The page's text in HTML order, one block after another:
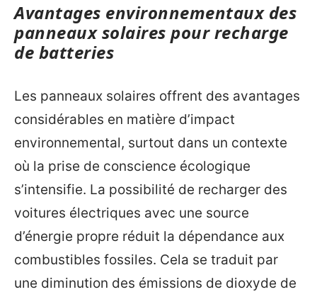
Avantages environnementaux des
panneaux solaires pour recharge
de batteries
Les panneaux solaires offrent des avantages
considérables en matière d’impact
environnemental, surtout dans un contexte
où la prise de conscience écologique
s’intensifie. La possibilité de recharger des
voitures électriques avec une source
d’énergie propre réduit la dépendance aux
combustibles fossiles. Cela se traduit par
une diminution des émissions de dioxyde de